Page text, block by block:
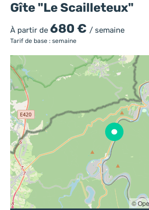
Gîte "Le Scailleteux"
À partir de 680 € / semaine
Tarif de base : semaine
©